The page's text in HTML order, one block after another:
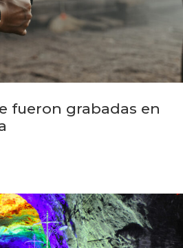
fueron grabadas en